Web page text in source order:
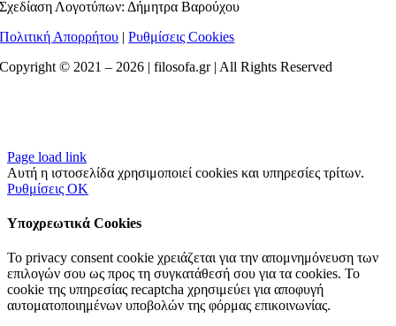
Σχεδίαση Λογοτύπων: Δήμητρα Βαρούχου
Πολιτική Απορρήτου |Ρυθμίσεις Cookies
Copyright © 2021 – 2026 | filosofa.gr | All Rights Reserved
Page load link
Αυτή η ιστοσελίδα χρησιμοποιεί cookies και υπηρεσίες τρίτων.
Ρυθμίσεις OK
Υποχρεωτικά Cookies
Το privacy consent cookie χρειάζεται για την απομνημόνευση των
επιλογών σου ως προς τη συγκατάθεσή σου για τα cookies. Το
cookie της υπηρεσίας recaptcha χρησιμεύει για αποφυγή
αυτοματοποιημένων υποβολών της φόρμας επικοινωνίας.